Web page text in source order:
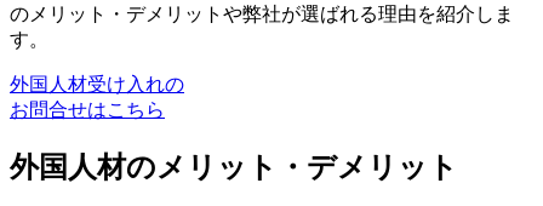
のメリット・デメリットや弊社が選ばれる理由を紹介しま
す。
外国人材受け入れの
お問合せはこちら
外国人材のメリット・デメリット